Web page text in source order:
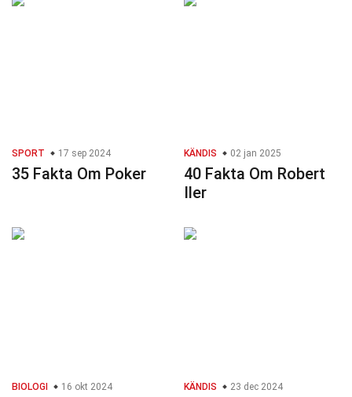
SPORT 17 sep 2024
35 Fakta Om Poker
KÄNDIS 02 jan 2025
40 Fakta Om Robert
Iler
BIOLOGI 16 okt 2024 KÄNDIS 23 dec 2024